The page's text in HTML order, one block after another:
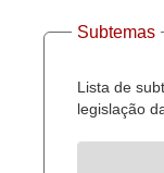
Subtemas
Lista de
legislação